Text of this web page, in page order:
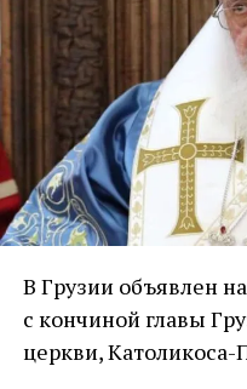
В Грузии объявлен
с кончиной главы
церкви, Католикоса-